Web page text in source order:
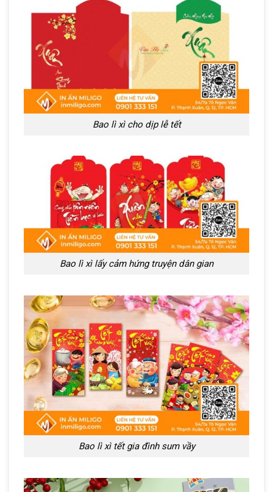
Bao lì xì cho dịp lễ tết
Bao lì xì lấy cảm hứng truyện dân gian
Bao lì xì tết gia đình sum vầy